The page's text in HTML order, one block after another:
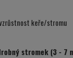
keře/stromu
stromek (3 - 7